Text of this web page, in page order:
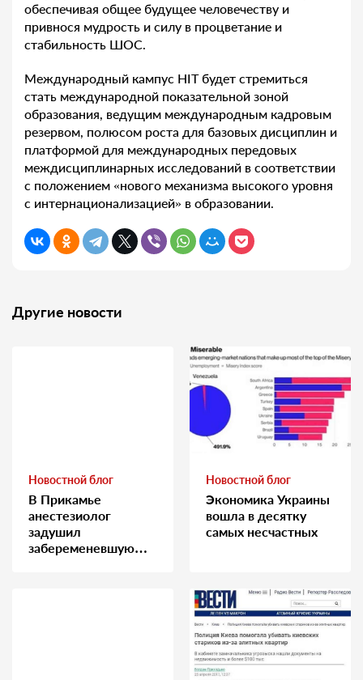
обеспечивая общее будущее человечеству и
привнося мудрость и силу в процветание и
стабильность ШОС.
Международный кампус HIT будет стремиться
стать международной показательной зоной
образования, ведущим международным кадровым
резервом, полюсом роста для базовых дисциплин и
платформой для международных передовых
междисциплинарных исследований в соответствии
с положением «нового механизма высокого уровня
с интернационализацией» в образовании.
Другие новости
Новостной блог
В Прикамье
анестезиолог
задушил
забеременевшую
Новостной блог
Экономика Украины
вошла в десятку
самых несчастных